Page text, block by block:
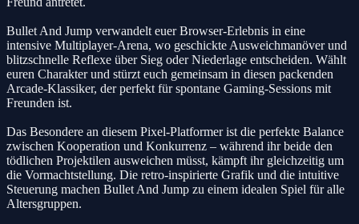
Bullet And Jump verwandelt euer Browser-Erlebnis in eine
intensive Multiplayer-Arena, wo geschickte Ausweichmanöver und
blitzschnelle Reflexe über Sieg oder Niederlage entscheiden. Wählt
euren Charakter und stürzt euch gemeinsam in diesen packenden
Arcade-Klassiker, der perfekt für spontane Gaming-Sessions mit
Freunden ist.
Das Besondere an diesem Pixel-Platformer ist die perfekte Balance
zwischen Kooperation und Konkurrenz – während ihr beide den
tödlichen Projektilen ausweichen müsst, kämpft ihr gleichzeitig um
die Vormachtstellung. Die retro-inspirierte Grafik und die intuitive
Steuerung machen Bullet And Jump zu einem idealen Spiel für alle
Altersgruppen.